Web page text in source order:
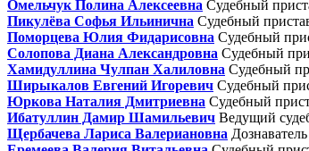
Омельчук Полина Алексеевна Судебный
Пикулёва Софья Ильинична Судебный
Поморцева Юлия Фидарисовна Судебный
Солопова Диана Александровна Судебный
Хамидуллина Чулпан Халиловна Судебный
Ширыкалов Евгений Игоревич Судебный
Юркова Наталия Дмитриевна Судебный
Ибатуллин Дамир Шамильевич Ведущий
Щербачева Лариса Валериановна Дознаватель